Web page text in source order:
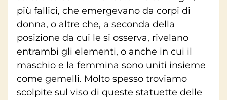
più fallici, che emergevano da corpi di
donna, o altre che, a seconda della
posizione da cui le si osserva, rivelano
entrambi gli elementi, o anche in cui il
maschio e la femmina sono uniti insieme
come gemelli. Molto spesso troviamo
scolpite sul viso di queste statuette delle